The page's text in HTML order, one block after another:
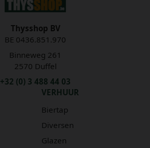
Thysshop BV
BE 0436.851.970
Binneweg 261
2570 Duffel
+32 (0) 3 488 44 03
VERHUUR
Biertap
Diversen
Glazen